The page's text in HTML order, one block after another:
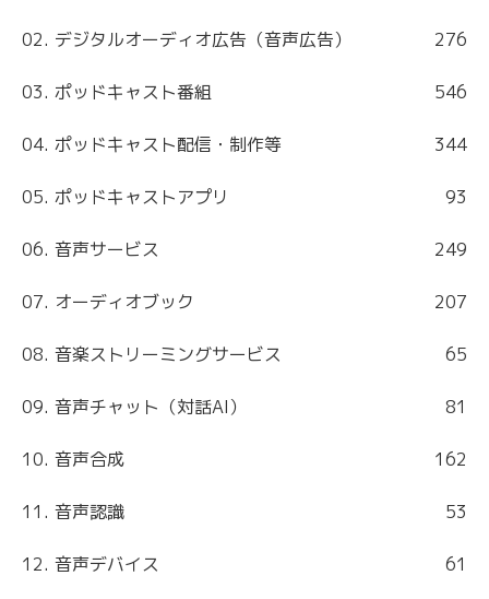
02. デジタルオーディオ広告（音声広告） 276
03. ポッドキャスト番組 546
04. ポッドキャスト配信・制作等 344
05. ポッドキャストアプリ 93
06. 音声サービス 249
07. オーディオブック 207
08. 音楽ストリーミングサービス 65
09. 音声チャット（対話AI） 81
10. 音声合成 162
11. 音声認識 53
12. 音声デバイス 61